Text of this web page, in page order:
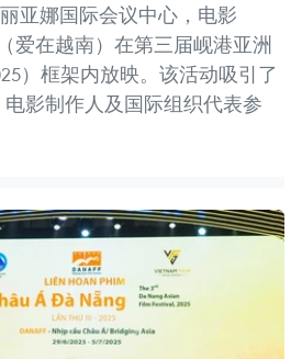
亚娜国际会议中心，电影
（爱在越南）在第三届岘港亚洲
）框架内放映。该活动吸引了
影制作人及国际组织代表参